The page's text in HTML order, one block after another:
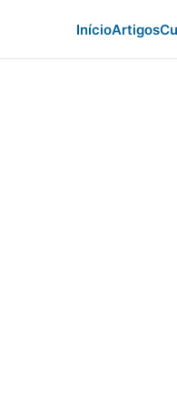
InícioArtigos